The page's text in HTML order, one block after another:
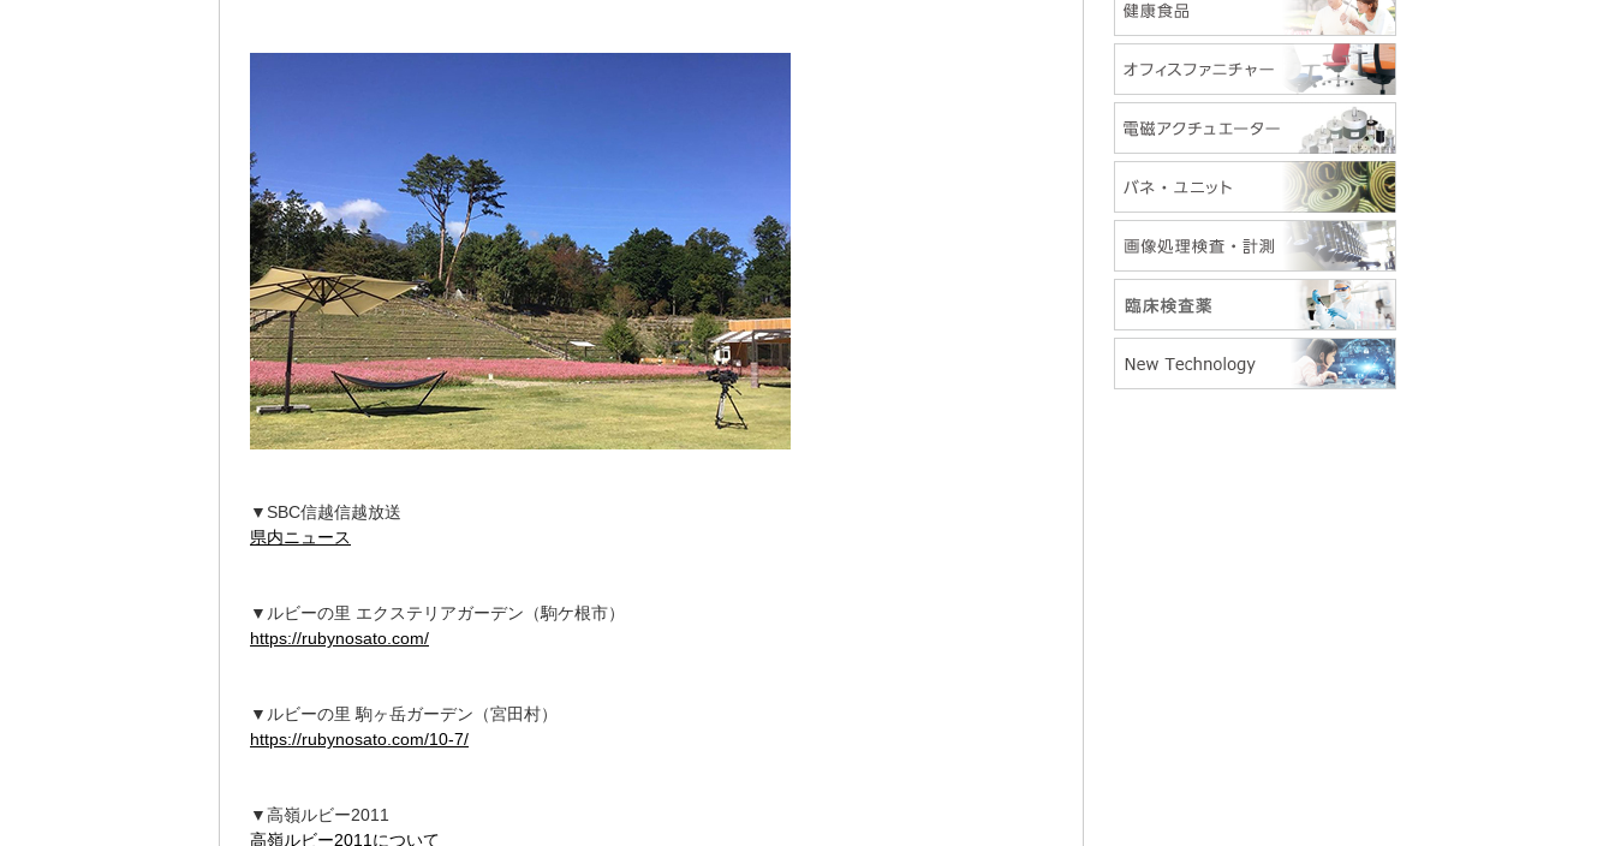
▼SBC信越信越放送
県内ニュース
▼ルビーの里 エクステリアガーデン（駒ケ根市）
https://rubynosato.com/
▼ルビーの里 駒ヶ岳ガーデン（宮田村）
https://rubynosato.com/10-7/
▼高嶺ルビー2011
高嶺ルビー2011について